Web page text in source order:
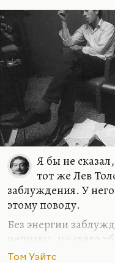
Если продолжать
Я бы не
тот же Лев
заблуждения. У
этому поводу.
Без энергии
неправы, но свято
важной для вас
Том Уэйтс